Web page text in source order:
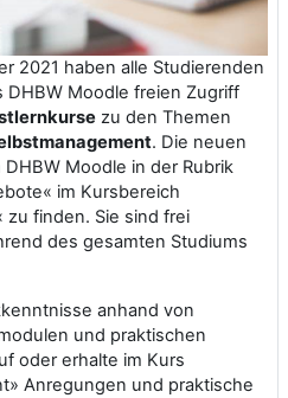
2021 haben alle Studierenden
DHBW Moodle freien Zugriff
zu den Themen
. Die neuen
Moodle in der Rubrik
im Kursbereich
zu finden. Sie sind frei
des gesamten Studiums
anhand von
und praktischen
oder erhalte im Kurs
Anregungen und praktische